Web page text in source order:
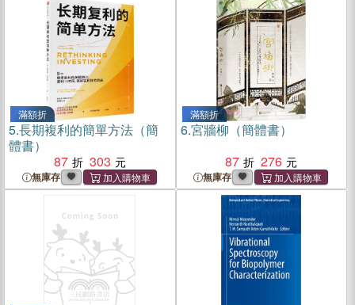
滿額折
5.長期複利的簡單方法（簡
體書）
87
303
無庫存
滿額折
6.宮牆柳（簡體書）
87
276
無庫存